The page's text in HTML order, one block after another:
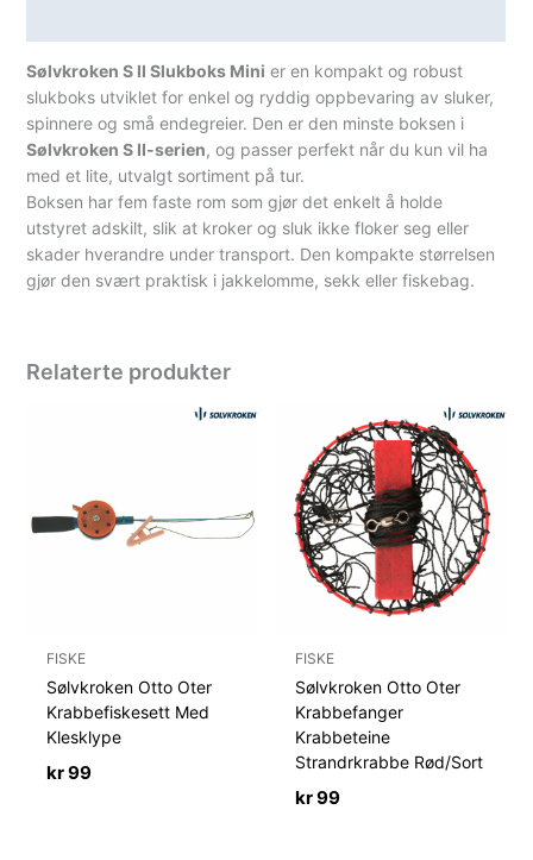
Sølvkroken S II Slukboks Mini er en kompakt og robust
slukboks utviklet for enkel og ryddig oppbevaring av sluker,
spinnere og små endegreier. Den er den minste boksen i
Sølvkroken S II-serien, og passer perfekt når du kun vil ha
med et lite, utvalgt sortiment på tur.
Boksen har fem faste rom som gjør det enkelt å holde
utstyret adskilt, slik at kroker og sluk ikke floker seg eller
skader hverandre under transport. Den kompakte størrelsen
gjør den svært praktisk i jakkelomme, sekk eller fiskebag.
Relaterte produkter
FISKE
Sølvkroken Otto Oter
Krabbefiskesett Med
Klesklype
kr99
FISKE
Sølvkroken Otto Oter
Krabbefanger
Krabbeteine
Strandrkrabbe Rød/Sort
kr99